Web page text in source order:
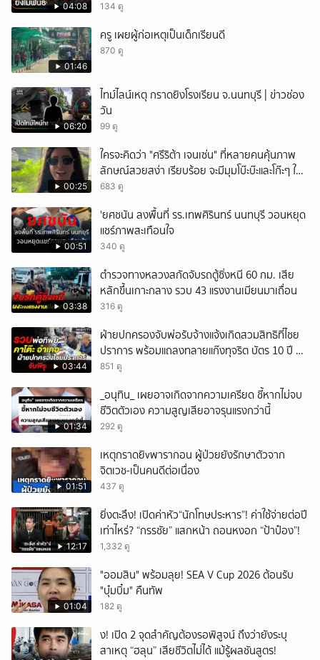
04:08 134 ดู
01:46
ครู เผยผู้ก่อเหตุเป็นเด็กเรียนดี
870 ดู
06:20
ไทม์ไลน์เหตุ กราดยิงโรงเรียน จ.นนทบุรี | ข่าวช่อง
วัน
99 ดู
00:25
ใครจะคิดว่า "ศรีริต้า เจนเซ่น" ที่หลายคนคุ้นภาพ
ลักษณ์สวยสง่า เรียบร้อย จะมีมุมโบ๊ะบ๊ะและโก๊ะๆ ให้
ได้อมยิ้มเหมือนกัน งานนี้ทำเอาแฟนๆ ทั้งเอ็นดูทั้ง
683 ดู
00:51
'ยศชนัน ลงพื้นที่ รร.เทพศิรินทร์ นนทบุรี วอนหยุด
แชร์ภาพสะเทือนใจ
340 ดู
03:38
ตำรวจทางหลวงสกัดจับรถตู้ซิ่งหนี 60 กม. เสีย
หลักขึ้นเกาะกลาง รวบ 43 แรงงานเมียนมาเถื่อน
316 ดู
03:44
ฝ่ายปกครองจับพ่อรับจ้างแจ้งเกิดสวมสิทธิที่ไชย
ปราการ พร้อมแถลงทลายแก๊งทุจริต บัตร 10 ปี ที่
แม่สอด
851 ดู
01:34
_อนุทิน_ เผยอาจเกิดจากความเครียด ชี้หากไม่จบ
ชีวิตตัวเอง ความสูญเสียอาจรุนแรงกว่านี้
292 ดู
01:51
เหตุกราดยิvพารากอน ผู้ป่วยยังรักษาตัวจาก
จิตเวช-เป็นคนดีต่อเนื่อง
437 ดู
12:17
ยิ่งตะลึง! เปิดค่าหัว“นักโทษประหาร”! ค่าใช้จ่ายต่อปี
เท่าไหร่? “กรรชัย” แสกหน้า ถอนหงอก “ป้าป๋อง”!
1,332 ดู
01:04
"ออมสิน" พร้อมลุย! SEA V Cup 2026 ต้อนรับ
"บุ๋มบิ๋ม" คืนทัพ
182 ดู
ึ้ง! เปิด 2 จุดสำคัญต้องรอพิสูจน์ ถึงว่ายังระบุ
สาเหตุ “ฮลุน” เสียชีวิตไม่ได้ แม้รู้ผลชันสูตร!